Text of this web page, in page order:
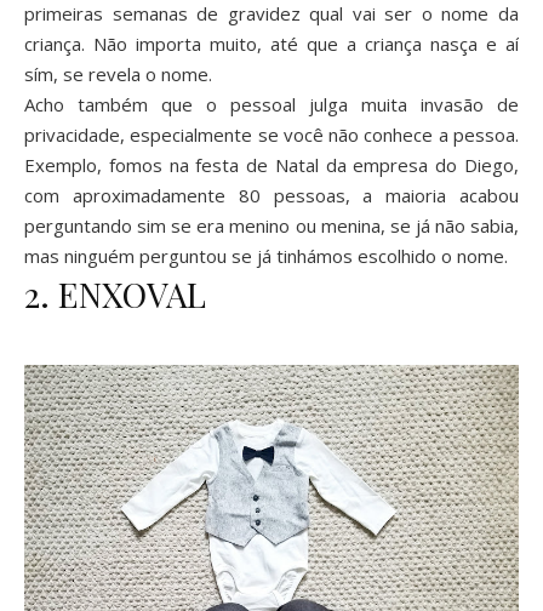
primeiras semanas de gravidez qual vai ser o nome da
criança. Não importa muito, até que a criança nasça e aí
sím, se revela o nome.
Acho também que o pessoal julga muita invasão de
privacidade, especialmente se você não conhece a pessoa.
Exemplo, fomos na festa de Natal da empresa do Diego,
com aproximadamente 80 pessoas, a maioria acabou
perguntando sim se era menino ou menina, se já não sabia,
mas ninguém perguntou se já tinhámos escolhido o nome.
2. ENXOVAL